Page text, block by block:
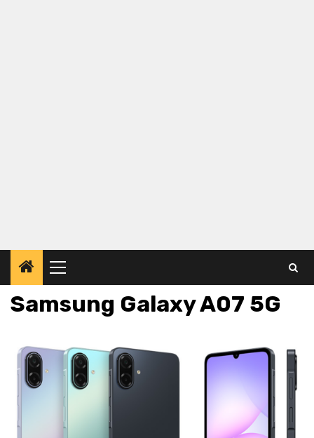
Primary
Menu
Samsung Galaxy A07 5G